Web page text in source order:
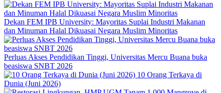
Dekan FEM IPB University: Mayoritas Suplai Industri Makanan
dan Minuman Halal Dikuasai Negara Muslim Minoritas
Perluas Akses Pendidikan Tinggi, Universitas Mercu Buana buka
beasiswa SNBT 2026
10 Orang Terkaya di
Dunia (Juni 2026)